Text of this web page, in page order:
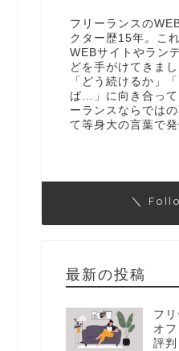
フリーランスの
クター歴15年。こ
WEBサイトやラン
どを手がけてきま
「どう続けるか」
ば…」に向き合って
ーランスならでは
て等身大の言葉で発
＼
最新の投稿
フ
オ
評